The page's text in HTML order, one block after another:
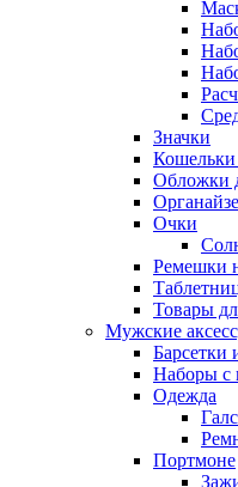
Значки
Обложки
Очки
Ремешки
Товары
Мужские
Барсетки
Наборы с
Одежда
Портмоне